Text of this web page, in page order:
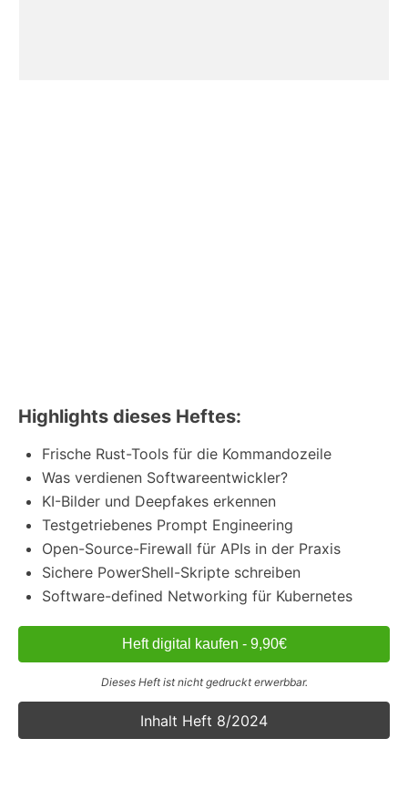
Highlights dieses Heftes:
Frische Rust-Tools für die Kommandozeile
Was verdienen Softwareentwickler?
KI-Bilder und Deepfakes erkennen
Testgetriebenes Prompt Engineering
Open-Source-Firewall für APIs in der Praxis
Sichere PowerShell-Skripte schreiben
Software-defined Networking für Kubernetes
Heft digital kaufen - 9,90€
Dieses Heft ist nicht gedruckt erwerbbar.
Inhalt Heft 8/2024